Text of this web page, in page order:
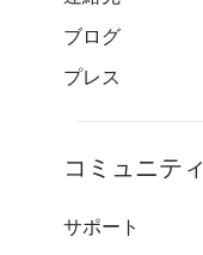
ブログ
プレス
コミュニティ
サポート